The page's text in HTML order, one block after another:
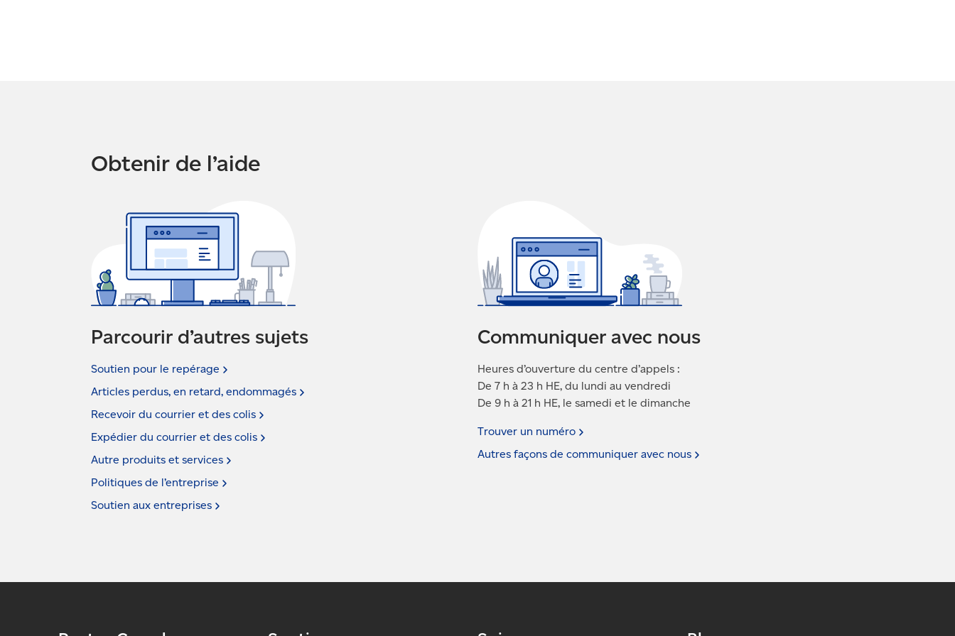
Obtenir de l’aide
Parcourir d’autres sujets
Soutien pour le repérage
Articles perdus, en retard, endommagés
Recevoir du courrier et des colis
Expédier du courrier et des colis
Autre produits et services
Politiques de l’entreprise
Soutien aux entreprises
Communiquer avec nous
Heures d’ouverture du centre d’appels :
De 7 h à 23 h HE, du lundi au vendredi
De 9 h à 21 h HE, le samedi et le dimanche
Trouver un numéro
Autres façons de communiquer avec nous